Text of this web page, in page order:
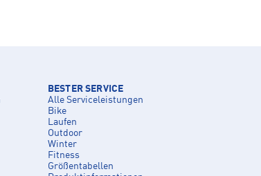
BESTER SERVICE
Alle Serviceleistungen
Bike
Laufen
Outdoor
Winter
Fitness
Größentabellen